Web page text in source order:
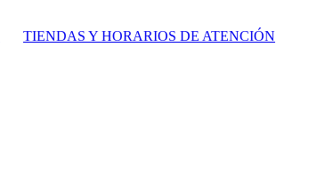
TIENDAS Y HORARIOS DE ATENCIÓN